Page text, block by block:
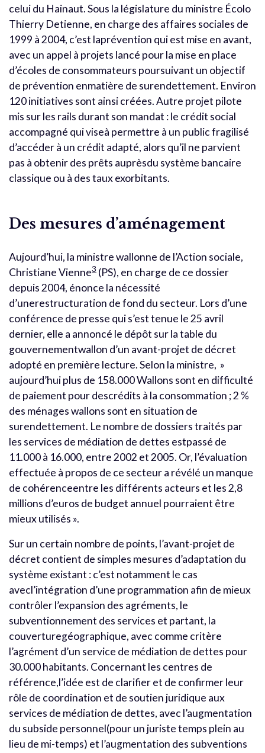
celui du Hainaut. Sous la législature du ministre Écolo
Thierry Detienne, en charge des affaires sociales de
1999 à 2004, c’est laprévention qui est mise en avant,
avec un appel à projets lancé pour la mise en place
d’écoles de consommateurs poursuivant un objectif
de prévention enmatière de surendettement. Environ
120 initiatives sont ainsi créées. Autre projet pilote
mis sur les rails durant son mandat : le crédit social
accompagné qui viseà permettre à un public fragilisé
d’accéder à un crédit adapté, alors qu’il ne parvient
pas à obtenir des prêts auprèsdu système bancaire
classique ou à des taux exorbitants.
Des mesures d’aménagement
Aujourd’hui, la ministre wallonne de l’Action sociale,
Christiane Vienne3 (PS), en charge de ce dossier
depuis 2004, énonce la nécessité
d’unerestructuration de fond du secteur. Lors d’une
conférence de presse qui s’est tenue le 25 avril
dernier, elle a annoncé le dépôt sur la table du
gouvernementwallon d’un avant-projet de décret
adopté en première lecture. Selon la ministre, »
aujourd’hui plus de 158.000 Wallons sont en difficulté
de paiement pour descrédits à la consommation ; 2 %
des ménages wallons sont en situation de
surendettement. Le nombre de dossiers traités par
les services de médiation de dettes estpassé de
11.000 à 16.000, entre 2002 et 2005. Or, l’évaluation
effectuée à propos de ce secteur a révélé un manque
de cohérenceentre les différents acteurs et les 2,8
millions d’euros de budget annuel pourraient être
mieux utilisés ».
Sur un certain nombre de points, l’avant-projet de
décret contient de simples mesures d’adaptation du
système existant : c’est notamment le cas
avecl’intégration d’une programmation afin de mieux
contrôler l’expansion des agréments, le
subventionnement des services et partant, la
couverturegéographique, avec comme critère
l’agrément d’un service de médiation de dettes pour
30.000 habitants. Concernant les centres de
référence,l’idée est de clarifier et de confirmer leur
rôle de coordination et de soutien juridique aux
services de médiation de dettes, avec l’augmentation
du subside personnel(pour un juriste temps plein au
lieu de mi-temps) et l’augmentation des subventions